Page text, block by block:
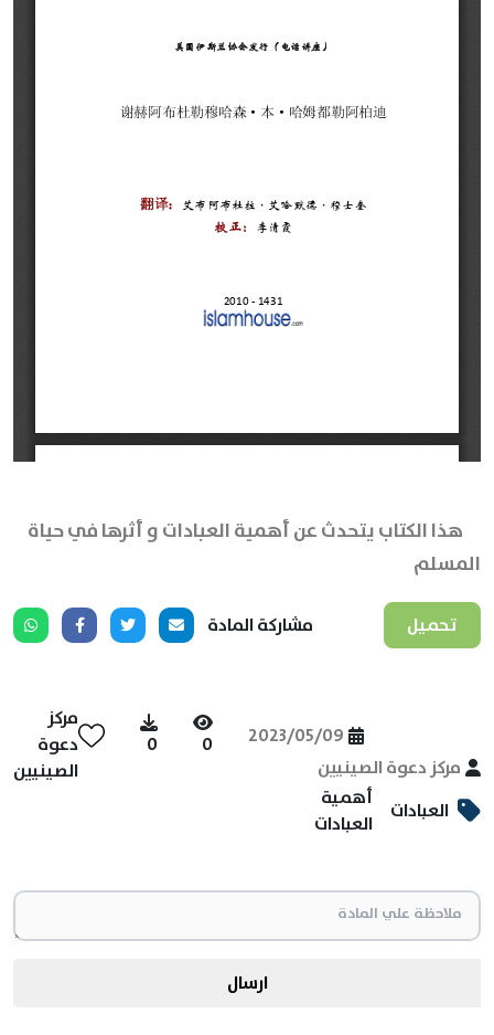
هذا الكتاب يتحدث عن أهمية العبادات و أثرها في حياة
المسلم
تحميل مشاركة المادة
مركز دعوة الصينيين
2023/05/09
0
0
مركز
دعوة
الصينيين
العبادات
أهمية
العبادات
ارسال